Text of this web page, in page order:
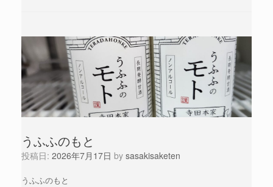
うふふのもと
投稿日: 2026年7月17日 by sasakisaketen
うふふのもと